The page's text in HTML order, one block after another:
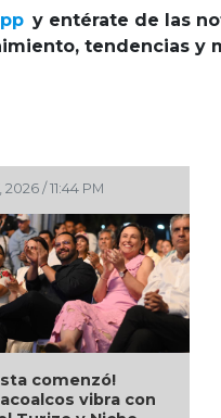
y entérate de las
tendencias y
Ago 07, 2026 /
En marcha
rehabilitación